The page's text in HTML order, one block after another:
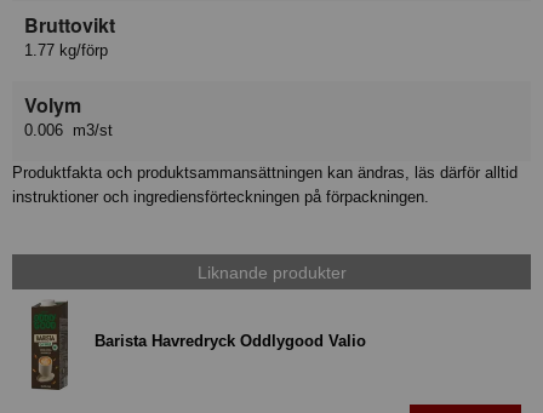
Bruttovikt
1.77 kg/förp
Volym
0.006 m3/st
Produktfakta och produktsammansättningen kan ändras, läs därför alltid
instruktioner och ingrediensförteckningen på förpackningen.
Liknande produkter
Barista Havredryck Oddlygood Valio